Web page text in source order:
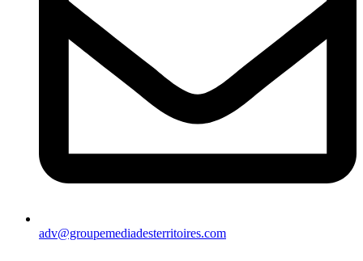
adv@groupemediadesterritoires.com